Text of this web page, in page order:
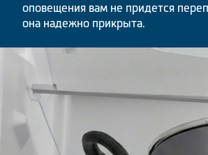
оповещения вам не придется
она надежно прикрыта.